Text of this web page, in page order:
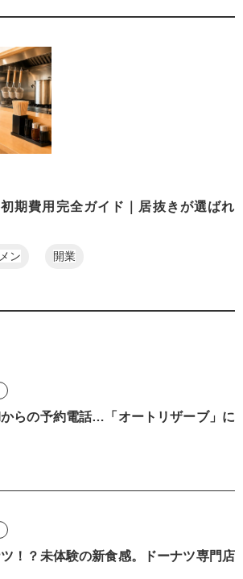
期費用完全ガイド｜居抜きが選ばれ
ン 開業
らの予約電話…「オートリザーブ」に
！？未体験の新食感。ドーナツ専門店